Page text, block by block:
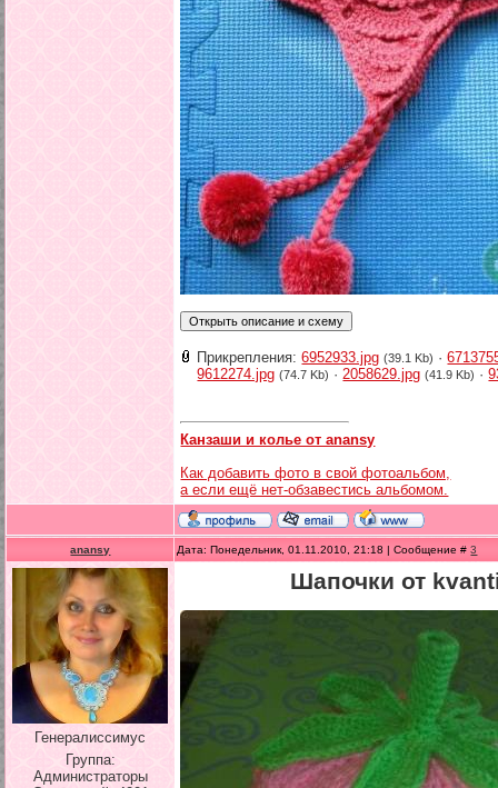
Прикрепления:6952933.jpg (39.1 Kb) ·
9612274.jpg (74.7 Kb) ·2058629.jpg (41.9 Kb) ·
Канзаши и колье от anansy
Как добавить фото в свой фотоальбом,
а если ещё нет-обзавестись альбомом.
anansy Дата: Понедельник, 01.11.2010, 21:18 | Сообщение #3
Генералиссимус
Группа:
Администраторы
Шапочки от